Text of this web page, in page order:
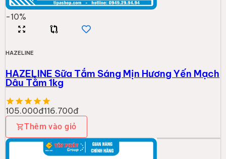
-10%
HAZELINE
HAZELINE Sữa Tắm Sáng Mịn Hương Yến Mạch
Dâu Tằm 1kg
105.000đ116.700đ
Thêm vào giỏ